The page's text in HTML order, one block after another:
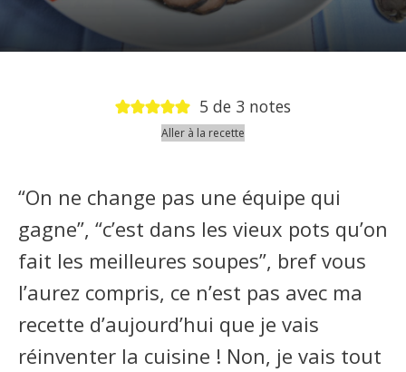
5 de 3 notes
Aller à la recette
“On ne change pas une équipe qui
gagne”, “c’est dans les vieux pots qu’on
fait les meilleures soupes”, bref vous
l’aurez compris, ce n’est pas avec ma
recette d’aujourd’hui que je vais
réinventer la cuisine ! Non, je vais tout